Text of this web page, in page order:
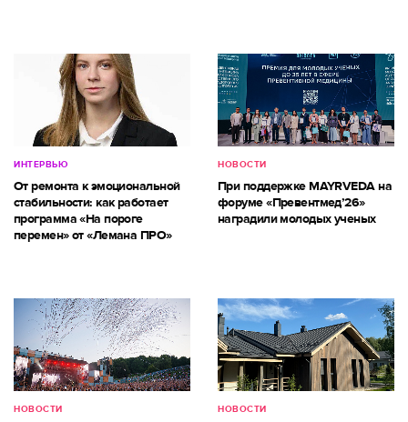
ИНТЕРВЬЮ
От ремонта к эмоциональной
стабильности: как работает
программа «На пороге
перемен» от «Лемана ПРО»
НОВОСТИ
При поддержке MAYRVEDA на
форуме «Превентмед’26»
наградили молодых ученых
НОВОСТИ НОВОСТИ